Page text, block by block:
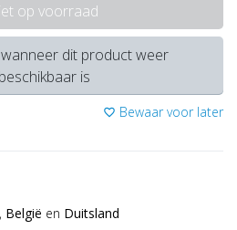
op voorraad
dit product weer
beschikbaar is
favorite_border Bewaar voor later
, België en Duitsland